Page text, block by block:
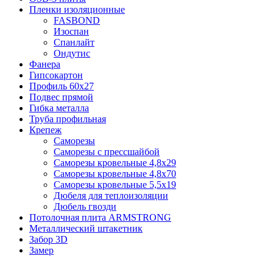
Пленки изоляционные
FASBOND
Изоспан
Спанлайт
Ондутис
Фанера
Гипсокартон
Профиль 60х27
Подвес прямой
Гибка металла
Труба профильная
Крепеж
Саморезы
Саморезы с прессшайбой
Саморезы кровельные 4,8х29
Саморезы кровельные 4,8х70
Саморезы кровельные 5,5х19
Дюбеля для теплоизоляции
Дюбель гвозди
Потолочная плита ARMSTRONG
Металлический штакетник
Забор 3D
Замер